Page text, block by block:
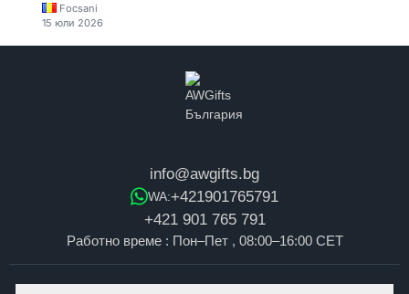
Focsani
15 юли 2026
info@awgifts.bg
WA:+421901765791
+421 901 765 791
Работно време : Пон–Пет , 08:00–16:00 CET